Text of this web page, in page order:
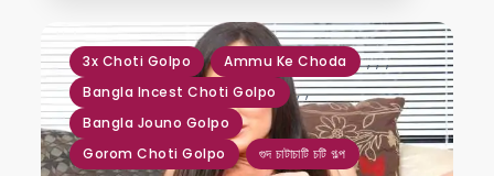
3x Choti Golpo ,
Ammu Ke Choda ,
Bangla Incest Choti Golpo
,
Bangla Jouno Golpo
,
Gorom Choti Golpo
,
গুদ চাটাচাটি চটি গল্প